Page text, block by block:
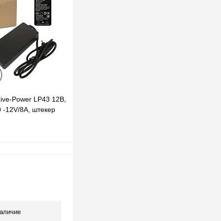
К сравнению
Под заказ
Power LP43 12В,
-12V/8A, штекер